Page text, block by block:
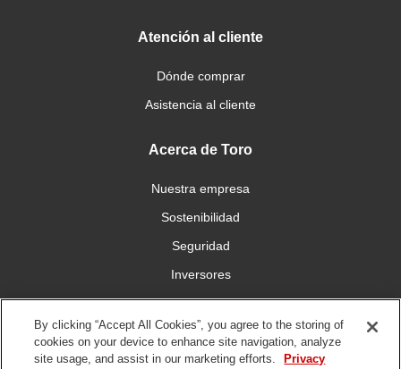
Atención al cliente
Dónde comprar
Asistencia al cliente
Acerca de Toro
Nuestra empresa
Sostenibilidad
Seguridad
Inversores
Trabajo
Conéctese con nosotros
By clicking “Accept All Cookies”, you agree to the storing of
cookies on your device to enhance site navigation, analyze
site usage, and assist in our marketing efforts.
Privacy